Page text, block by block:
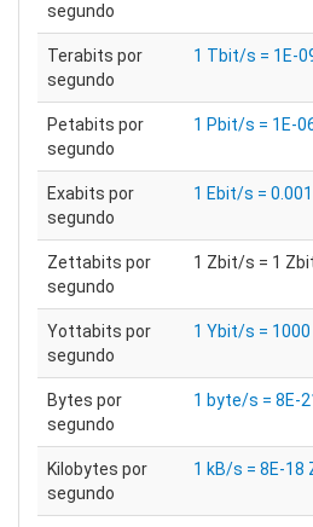
segundo
Terabits por
segundo
1 Tbit/s = 1E-
Petabits por
segundo
1 Pbit/s = 1E-
Exabits por
segundo
1 Ebit/s =
Zettabits por
segundo
1 Zbit/s = 1
Yottabits por
segundo
1 Ybit/s =
Bytes por
segundo
1 byte/s = 8E-
Kilobytes por
segundo
1 kB/s = 8E-18